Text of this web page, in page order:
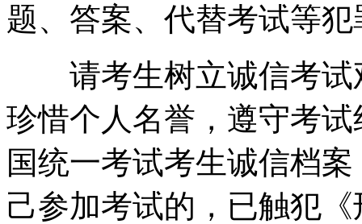
题、答案、代替考试等
请考生树立诚信考试
珍惜个人名誉，遵守考
国统一考试考生诚信档
己参加考试的，已触犯